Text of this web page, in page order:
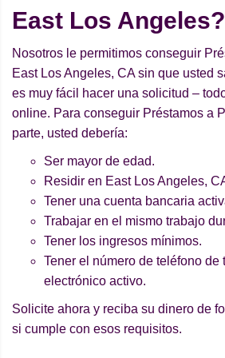
East Los Angeles?
Nosotros le permitimos conseguir
East Los Angeles, CA sin que usted
es muy fácil hacer una solicitud –
online. Para conseguir Préstamos a
parte, usted debería:
Ser mayor de edad.
Residir en East Los Angeles,
Tener una cuenta bancaria
Trabajar en el mismo trabajo
Tener los ingresos mínimos.
Tener el número de teléfono de
electrónico activo.
Solicite ahora y reciba su dinero de
si cumple con esos requisitos.